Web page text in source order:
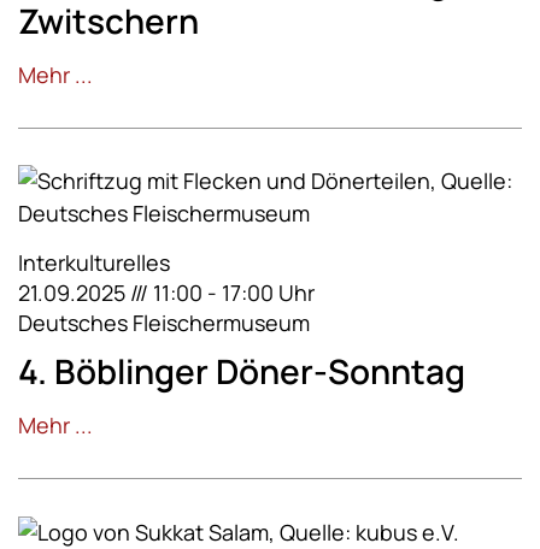
Zwitschern
Mehr ...
Interkulturelles
21.09.2025 /// 11:00 - 17:00 Uhr
Deutsches Fleischermuseum
4. Böblinger Döner-Sonntag
Mehr ...